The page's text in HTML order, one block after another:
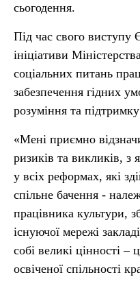
сьогодення.
Під час свого
ініціативи
соціальних питань
забезпечення гідних
розуміння та
«Мені приємно
ризиків та викликів,
у всіх реформах, які
спільне бачення -
працівника культури,
існуючої мережі
собі великі цінності –
освіченої спільності